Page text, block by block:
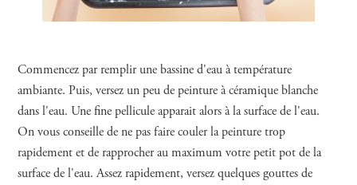
Commencez par remplir une bassine d'eau à température
ambiante. Puis, versez un peu de peinture à céramique blanche
dans l'eau. Une fine pellicule apparait alors à la surface de l'eau.
On vous conseille de ne pas faire couler la peinture trop
rapidement et de rapprocher au maximum votre petit pot de la
surface de l'eau. Assez rapidement, versez quelques gouttes de